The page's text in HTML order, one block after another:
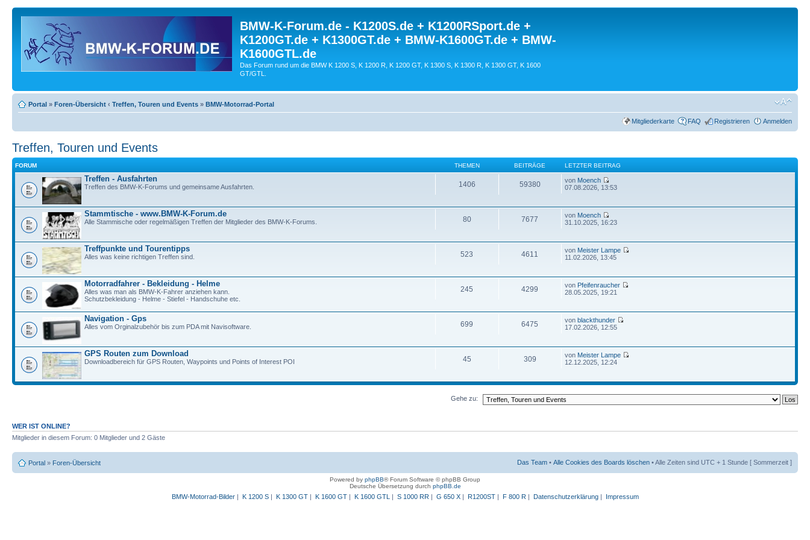
BMW-K-Forum.de - K1200S.de + K1200RSport.de +
K1200GT.de + K1300GT.de + BMW-K1600GT.de + BMW-
K1600GTL.de
Das Forum rund um die BMW K 1200 S, K 1200 R, K 1200 GT, K 1300 S, K 1300 R, K 1300 GT, K 1600
GT/GTL.
Portal » Foren-Übersicht ‹ Treffen, Touren und Events » BMW-Motorrad-Portal
Mitgliederkarte FAQ Registrieren Anmelden
Treffen, Touren und Events
FORUM THEMEN BEITRÄGE LETZTER BEITRAG
Treffen - Ausfahrten
Treffen des BMW-K-Forums und gemeinsame Ausfahrten. 1406 59380 von Moench
07.08.2026, 13:53
Stammtische - www.BMW-K-Forum.de
Alle Stammische oder regelmäßigen Treffen der Mitglieder des BMW-K-Forums. 80 7677 von Moench
31.10.2025, 16:23
Treffpunkte und Tourentipps
Alles was keine richtigen Treffen sind. 523 4611 von Meister Lampe
11.02.2026, 13:45
Motorradfahrer - Bekleidung - Helme
Alles was man als BMW-K-Fahrer anziehen kann.
Schutzbekleidung - Helme - Stiefel - Handschuhe etc.
245 4299 von Pfeifenraucher
28.05.2025, 19:21
Navigation - Gps
Alles vom Orginalzubehör bis zum PDA mit Navisoftware. 699 6475 vonblackthunder
17.02.2026, 12:55
GPS Routen zum Download
Downloadbereich für GPS Routen, Waypoints und Points of Interest POI 45 309 von Meister Lampe
12.12.2025, 12:24
Gehe zu:
WER IST ONLINE?
Mitglieder in diesem Forum: 0 Mitglieder und 2 Gäste
Portal » Foren-Übersicht Das Team • Alle Cookies des Boards löschen • Alle Zeiten sind UTC + 1 Stunde [ Sommerzeit ]
Powered by phpBB® Forum Software © phpBB Group
Deutsche Übersetzung durch phpBB.de
BMW-Motorrad-Bilder| K 1200 S| K 1300 GT| K 1600 GT| K 1600 GTL | S 1000 RR | G 650 X| R1200ST| F 800 R | Datenschutzerklärung| Impressum